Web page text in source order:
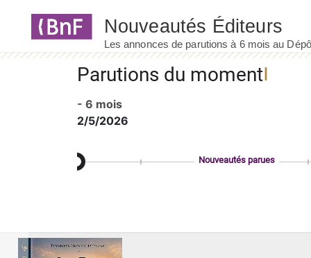
Parutions du moment
- 6 mois
2/5/2026
Nouveautés parues